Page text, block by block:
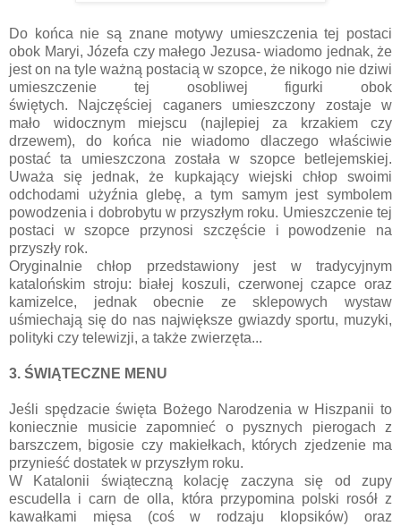
Do końca nie są znane motywy umieszczenia tej postaci
obok Maryi, Józefa czy małego Jezusa- wiadomo jednak, że
jest on na tyle ważną postacią w szopce, że nikogo nie dziwi
umieszczenie tej osobliwej figurki obok
świętych. Najczęściej caganers umieszczony zostaje w
mało widocznym miejscu (najlepiej za krzakiem czy
drzewem), do końca nie wiadomo dlaczego właściwie
postać ta umieszczona została w szopce betlejemskiej.
Uważa się jednak, że kupkający wiejski chłop swoimi
odchodami użyźnia glebę, a tym samym jest symbolem
powodzenia i dobrobytu w przyszłym roku. Umieszczenie tej
postaci w szopce przynosi szczęście i powodzenie na
przyszły rok.
Oryginalnie chłop przedstawiony jest w tradycyjnym
katalońskim stroju: białej koszuli, czerwonej czapce oraz
kamizelce, jednak obecnie ze sklepowych wystaw
uśmiechają się do nas największe gwiazdy sportu, muzyki,
polityki czy telewizji, a także zwierzęta...
3. ŚWIĄTECZNE MENU
Jeśli spędzacie święta Bożego Narodzenia w Hiszpanii to
koniecznie musicie zapomnieć o pysznych pierogach z
barszczem, bigosie czy makiełkach, których zjedzenie ma
przynieść dostatek w przyszłym roku.
W Katalonii świąteczną kolację zaczyna się od zupy
escudella i carn de olla, która przypomina polski rosół z
kawałkami mięsa (coś w rodzaju klopsików) oraz